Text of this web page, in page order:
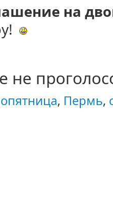
на
не
, Пермь,